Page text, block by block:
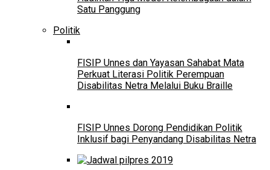
Satu Panggung
Politik
FISIP Unnes dan Yayasan Sahabat Mata
Perkuat Literasi Politik Perempuan
Disabilitas Netra Melalui Buku Braille
FISIP Unnes Dorong Pendidikan Politik
Inklusif bagi Penyandang Disabilitas Netra